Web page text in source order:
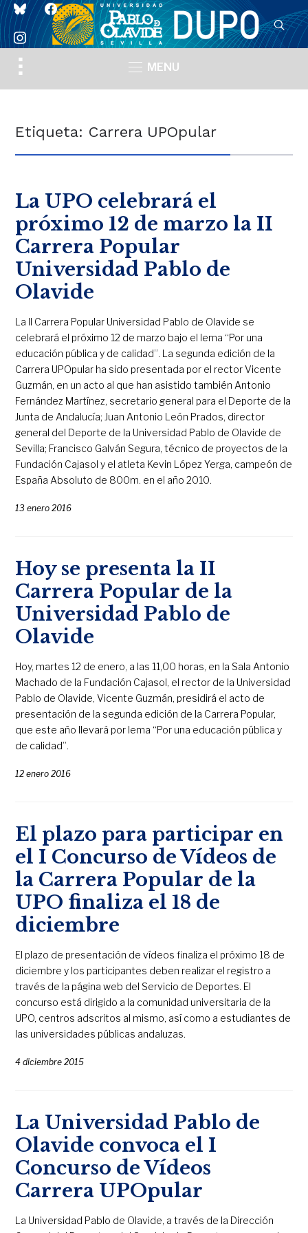
blueskyfacebook
instagram
Toggle
sidebar
MENU
Etiqueta: Carrera UPOpular
La UPO celebrará el
próximo 12 de marzo la II
Carrera Popular
Universidad Pablo de
Olavide
La II Carrera Popular Universidad Pablo de Olavide se
celebrará el próximo 12 de marzo bajo el lema “Por una
educación pública y de calidad”. La segunda edición de la
Carrera UPOpular ha sido presentada por el rector Vicente
Guzmán, en un acto al que han asistido también Antonio
Fernández Martínez, secretario general para el Deporte de la
Junta de Andalucía; Juan Antonio León Prados, director
general del Deporte de la Universidad Pablo de Olavide de
Sevilla; Francisco Galván Segura, técnico de proyectos de la
Fundación Cajasol y el atleta Kevin López Yerga, campeón de
España Absoluto de 800m. en el año 2010.
13 enero 2016
Hoy se presenta la II
Carrera Popular de la
Universidad Pablo de
Olavide
Hoy, martes 12 de enero, a las 11,00 horas, en la Sala Antonio
Machado de la Fundación Cajasol, el rector de la Universidad
Pablo de Olavide, Vicente Guzmán, presidirá el acto de
presentación de la segunda edición de la Carrera Popular,
que este año llevará por lema “Por una educación pública y
de calidad”.
12 enero 2016
El plazo para participar en
el I Concurso de Vídeos de
la Carrera Popular de la
UPO finaliza el 18 de
diciembre
El plazo de presentación de vídeos finaliza el próximo 18 de
diciembre y los participantes deben realizar el registro a
través de la página web del Servicio de Deportes. El
concurso está dirigido a la comunidad universitaria de la
UPO, centros adscritos al mismo, así como a estudiantes de
las universidades públicas andaluzas.
4 diciembre 2015
La Universidad Pablo de
Olavide convoca el I
Concurso de Vídeos
Carrera UPOpular
La Universidad Pablo de Olavide, a través de la Dirección